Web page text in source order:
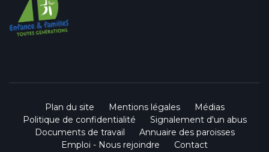
Plan du site Mentions légales
Médias
Politique de confidentialité
Signalement d'un abus
Documents de travail
Annuaire des paroisses
Emploi - Nous rejoindre
Contact